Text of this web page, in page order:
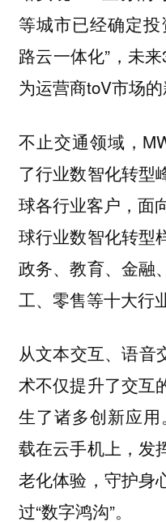
等城市已经确定
路云一体化”，未
为运营商toV市场的
不止交通领域，
了行业数智化转型
球各行业客户，面
球行业数智化转型
政务、教育、金融
工、零售等十大行
从文本交互、语音
术不仅提升了交互
生了诸多创新应
载在云手机上，发
老化体验，守护身
过“数字鸿沟”。